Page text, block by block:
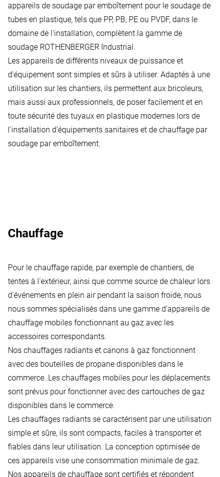
appareils de soudage par emboîtement pour le soudage de
tubes en plastique, tels que PP, PB, PE ou PVDF, dans le
domaine de l'installation, complètent la gamme de
soudage ROTHENBERGER Industrial.
Les appareils de différents niveaux de puissance et
d'équipement sont simples et sûrs à utiliser. Adaptés à une
utilisation sur les chantiers, ils permettent aux bricoleurs,
mais aussi aux professionnels, de poser facilement et en
toute sécurité des tuyaux en plastique modernes lors de
l'installation d'équipements sanitaires et de chauffage par
soudage par emboîtement.
Chauffage
Pour le chauffage rapide, par exemple de chantiers, de
tentes à l'extérieur, ainsi que comme source de chaleur lors
d'événements en plein air pendant la saison froide, nous
nous sommes spécialisés dans une gamme d'appareils de
chauffage mobiles fonctionnant au gaz avec les
accessoires correspondants.
Nos chauffages radiants et canons à gaz fonctionnent
avec des bouteilles de propane disponibles dans le
commerce. Les chauffages mobiles pour les déplacements
sont prévus pour fonctionner avec des cartouches de gaz
disponibles dans le commerce.
Les chauffages radiants se caractérisent par une utilisation
simple et sûre, ils sont compacts, faciles à transporter et
fiables dans leur utilisation. La conception optimisée de
ces appareils vise une consommation minimale de gaz.
Nos appareils de chauffage sont certifiés et répondent